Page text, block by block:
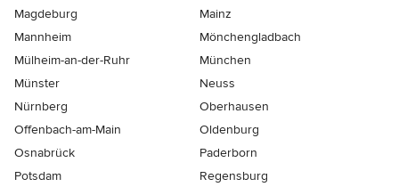
Magdeburg
Mainz
Mannheim
Mönchen­gladbach
Mülheim-an-der-Ruhr
München
Münster
Neuss
Nürnberg
Oberhausen
Offenbach-am-Main
Oldenburg
Osnabrück
Paderborn
Potsdam
Regensburg